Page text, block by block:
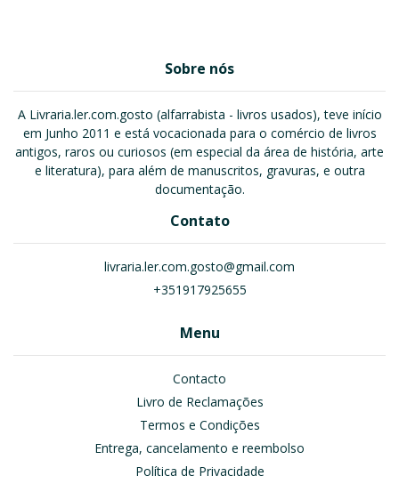
Sobre nós
A Livraria.ler.com.gosto (alfarrabista - livros usados), teve início
em Junho 2011 e está vocacionada para o comércio de livros
antigos, raros ou curiosos (em especial da área de história, arte
e literatura), para além de manuscritos, gravuras, e outra
documentação.
Contato
livraria.ler.com.gosto@gmail.com
+351917925655
Menu
Contacto
Livro de Reclamações
Termos e Condições
Entrega, cancelamento e reembolso
Política de Privacidade